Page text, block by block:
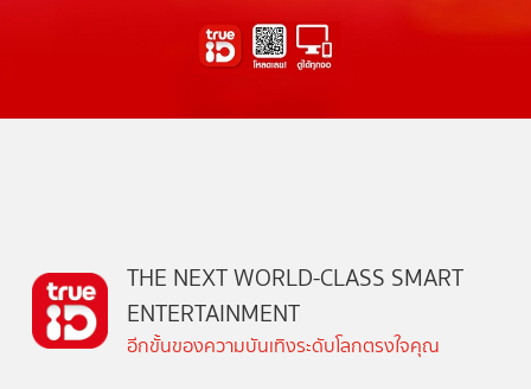
THE NEXT WORLD-CLASS SMART
ENTERTAINMENT
อีกขั้นของความบันเทิงระดับโลกตรงใจคุณ